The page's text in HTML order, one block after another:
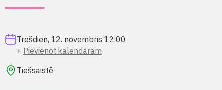
Trešdien, 12. novembris 12:00
Pievienot kalendāram
Tiešsaistē